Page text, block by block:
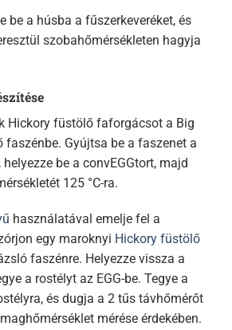
be a húsba a fűszerkeveréket, és
szobahőmérsékleten hagyja
Hickory füstölő faforgácsot a Big
faszénbe. Gyújtsa be a faszenet a
helyezze be a convEGGtort, majd
125 °C-ra.
használatával emelje fel a
egy maroknyi Hickory füstölő
faszénre. Helyezze vissza a
a rostélyt az EGG-be. Tegye a
és dugja a 2 tűs távhőmérőt
mérése érdekében.